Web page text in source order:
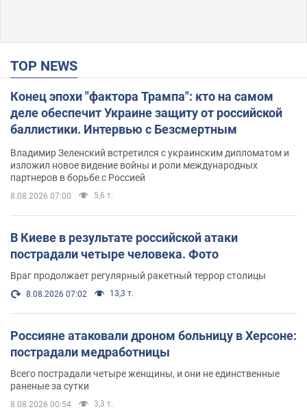
TOP NEWS
Конец эпохи "фактора Трампа": кто на самом
деле обеспечит Украине защиту от российской
баллистики. Интервью с Безсмертным
Владимир Зеленский встретился с украинским дипломатом и
изложил новое видение войны и роли международных
партнеров в борьбе с Россией
8.08.2026 07:00 5,6 т.
В Киеве в результате российской атаки
пострадали четыре человека. Фото
Враг продолжает регулярный ракетный террор столицы
8.08.2026 07:02 13,3 т.
Россияне атаковали дроном больницу в Херсоне:
пострадали медработницы
Всего пострадали четыре женщины, и они не единственные
раненые за сутки
8.08.2026 00:54 3,3 т.